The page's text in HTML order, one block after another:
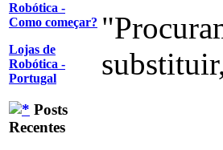
Robótica -
Como começar?
Lojas de
Robótica -
Portugal
Posts
Recentes